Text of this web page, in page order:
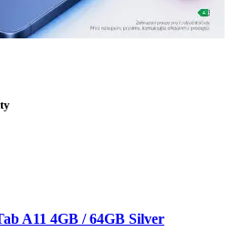
A11 4GB / 64GB Silver